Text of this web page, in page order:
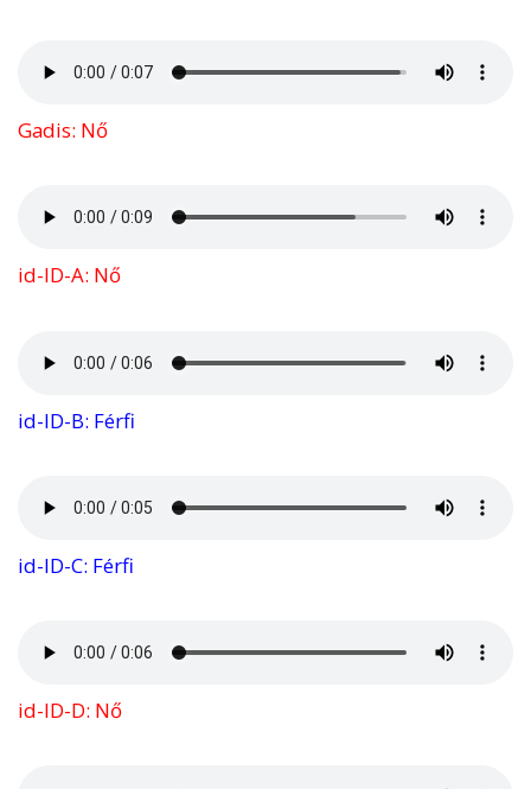
Gadis: Nő
id-ID-A: Nő
id-ID-B: Férfi
id-ID-C: Férfi
id-ID-D: Nő